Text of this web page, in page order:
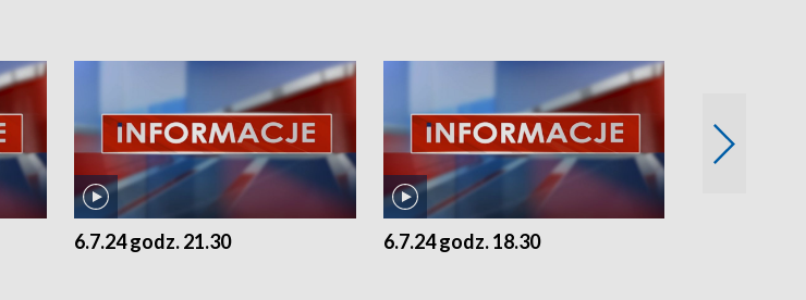
6.7.24 godz. 21.30 6.7.24 godz. 18.30